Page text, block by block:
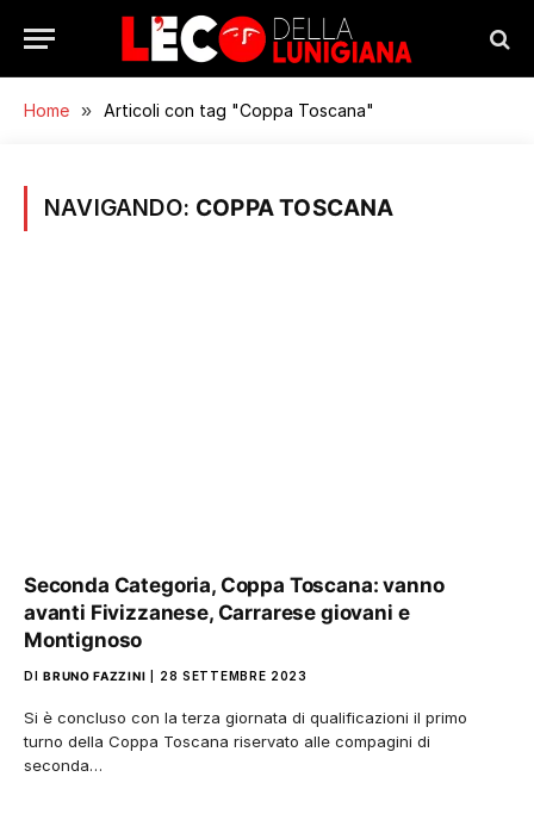
Home » Articoli con tag "Coppa Toscana"
NAVIGANDO: COPPA TOSCANA
Seconda Categoria, Coppa Toscana: vanno
avanti Fivizzanese, Carrarese giovani e
Montignoso
DI BRUNO FAZZINI 28 SETTEMBRE 2023
Si è concluso con la terza giornata di qualificazioni il primo
turno della Coppa Toscana riservato alle compagini di
seconda…